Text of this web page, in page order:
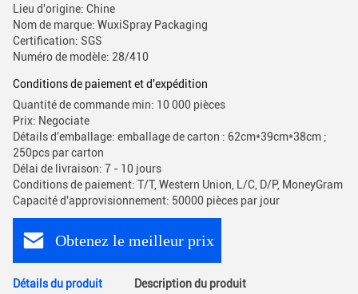
Lieu d'origine: Chine
Nom de marque: WuxiSpray Packaging
Certification: SGS
Numéro de modèle: 28/410
Conditions de paiement et d'expédition
Quantité de commande min: 10 000 pièces
Prix: Negociate
Détails d'emballage: emballage de carton : 62cm*39cm*38cm ;
250pcs par carton
Délai de livraison: 7 - 10 jours
Conditions de paiement: T/T, Western Union, L/C, D/P, MoneyGram
Capacité d'approvisionnement: 50000 pièces par jour
Obtenez le meilleur prix
Détails du produit Description du produit